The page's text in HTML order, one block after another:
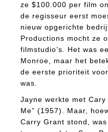
ze $100.000 per film
de regisseur eerst
nieuw opgerichte
Productions mocht ze
filmstudio’s. Het was
Monroe, maar het
de eerste prioriteit
was.
Jayne werkte met
Me” (1957). Maar,
Carry Grant stond,